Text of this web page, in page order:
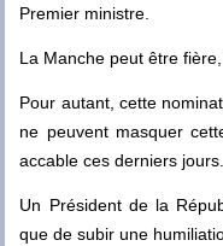
Premier ministre.
La Manche peut être
Pour autant, cette
ne peuvent masquer
accable ces derniers jours.
Un Président de la
que de subir une